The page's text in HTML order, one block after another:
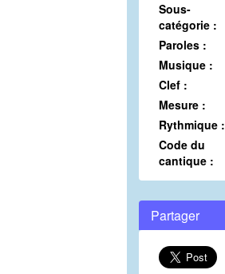
Sous-
catégorie :
Paroles :
Musique :
Clef :
Mesure :
Rythmique :
Code du
cantique :
Partager